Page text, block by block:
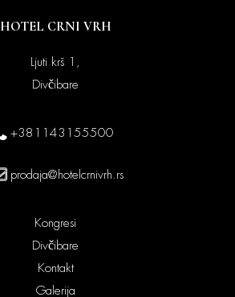
HOTEL CRNI VRH
Ljuti krš 1,
Divčibare
+381143155500
prodaja@hotelcrnivrh.rs
Kongresi
Divčibare
Kontakt
Galerija